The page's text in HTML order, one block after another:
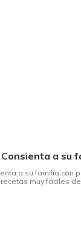
a su familia con
muy fáciles